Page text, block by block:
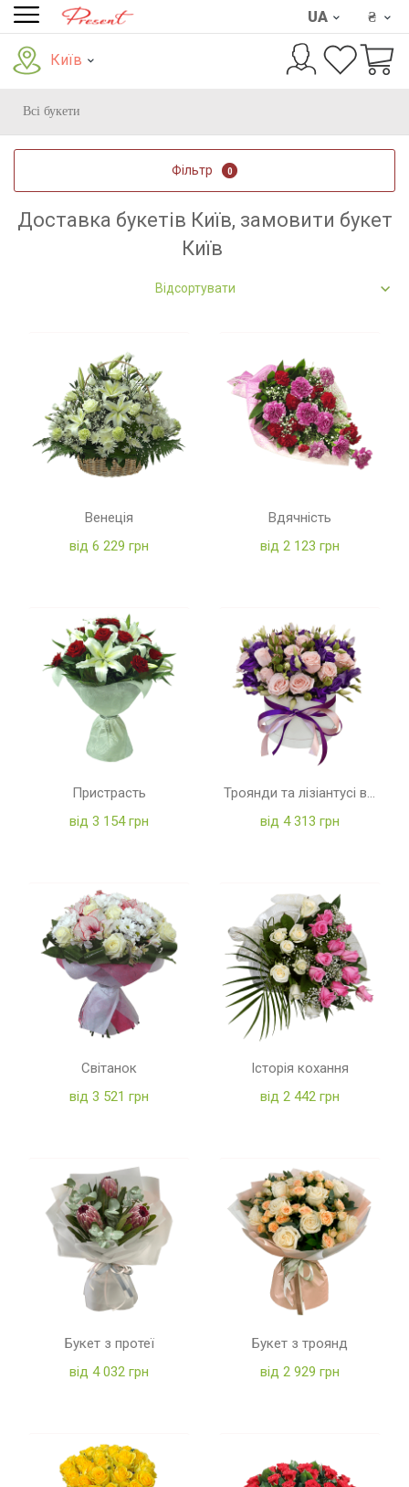
UA ₴
Київ
Всі букети
Фільтр 0
Доставка букетів Київ, замовити букет
Київ
Відсортувати
Венеція
від 6 229 грн
Вдячність
від 2 123 грн
Пристрасть
від 3 154 грн
Троянди та лізіантусі в коробці
від 4 313 грн
Світанок
від 3 521 грн
Історія кохання
від 2 442 грн
Букет з протеї
від 4 032 грн
Букет з троянд
від 2 929 грн